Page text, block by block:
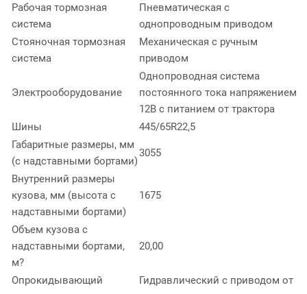
Рабочая тормозная
система
Пневматическая с
однопроводным приводом
Стояночная тормозная
система
Механическая с ручным
приводом
Электрооборудование
Однопроводная система
постоянного тока напряжением
12В с питанием от трактора
Шины
445/65R22,5
Габаритные размеры, мм
(с надставными бортами)
3055
Внутренний размеры
кузова, мм (высота с
надставными бортами)
1675
Объем кузова с
надставными бортами,
м?
20,00
Опрокидывающий
Гидравлический с приводом от